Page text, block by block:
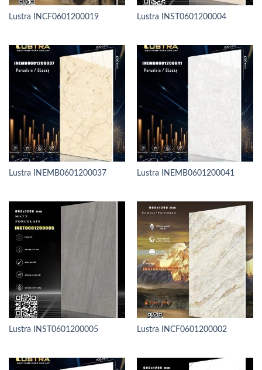
Lustra INCF0601200019 Lustra INST0601200004
Lustra INEMB0601200037 Lustra INEMB0601200041
Lustra INST0601200005 Lustra INCF0601200002